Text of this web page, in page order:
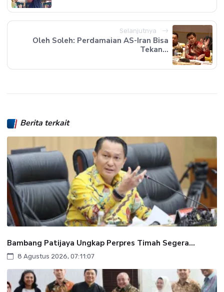
Selanjutnya
Oleh Soleh: Perdamaian AS-Iran Bisa
Tekan...
Berita terkait
Bambang Patijaya Ungkap Perpres Timah Segera...
8 Agustus 2026, 07:11:07